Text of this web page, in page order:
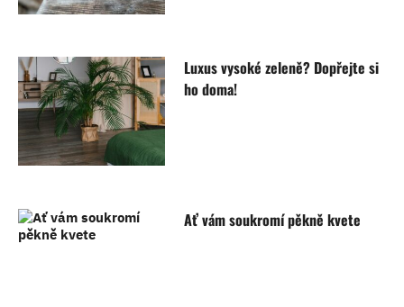
Luxus vysoké zeleně? Dopřejte si
ho doma!
Ať vám soukromí pěkně kvete